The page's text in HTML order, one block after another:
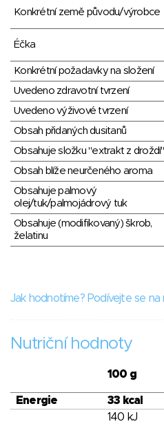
Konkrétní země původu/výrobce
Éčka
Konkrétní požadavky na složení
Uvedeno zdravotní tvrzení
Uvedeno výživové tvrzení
Obsah přidaných dusitanů
Obsahuje složku "extrakt z droždí"
Obsah blíže neurčeného aroma
Obsahuje palmový
olej/tuk/palmojádrový tuk
Obsahuje (modifikovaný) škrob,
želatinu
Jak hodnotíme? Podívejte se na
Nutriční hodnoty
100 g
Energie 33 kcal
140 kJ